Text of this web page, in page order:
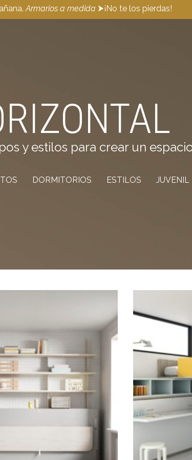
Armarios a medida ⮞¡No te los pierdas!
y estilos para crear un
DORMITORIOS ESTILOS